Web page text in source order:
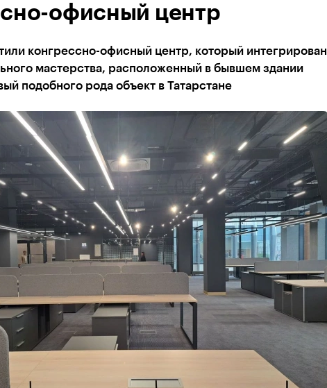
офисный центр
конгрессно-офисный центр, который интегрирован
мастерства, расположенный в бывшем здании
подобного рода объект в Татарстане